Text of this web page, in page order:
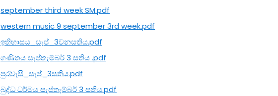
september third week SM.pdf
western music 9 september 3rd week.pdf
ඉතිහාසය_සැප්_3වනසතිය.pdf
ගණිතය සැප්තැම්බර් 3 සතිය .pdf
පුරවැසි_සැප්_3සතිය.pdf
බුද්ධ ධර්මය සැප්තැම්බර් 3 සතිය.pdf